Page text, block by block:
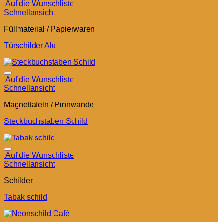
Auf die Wunschliste
Schnellansicht
Füllmaterial / Papierwaren
Türschilder Alu
Auf die Wunschliste
Schnellansicht
Magnettafeln / Pinnwände
Steckbuchstaben Schild
Auf die Wunschliste
Schnellansicht
Schilder
Tabak schild